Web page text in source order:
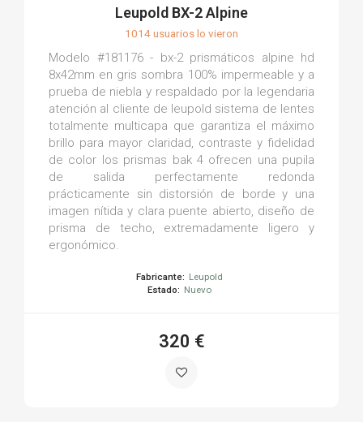
Leupold BX-2 Alpine
1014 usuarios lo vieron
Modelo #181176 - bx-2 prismáticos alpine hd
8x42mm en gris sombra 100% impermeable y a
prueba de niebla y respaldado por la legendaria
atención al cliente de leupold sistema de lentes
totalmente multicapa que garantiza el máximo
brillo para mayor claridad, contraste y fidelidad
de color los prismas bak 4 ofrecen una pupila
de salida perfectamente redonda
prácticamente sin distorsión de borde y una
imagen nítida y clara puente abierto, diseño de
prisma de techo, extremadamente ligero y
ergonómico.
Fabricante: Leupold
Estado: Nuevo
320 €